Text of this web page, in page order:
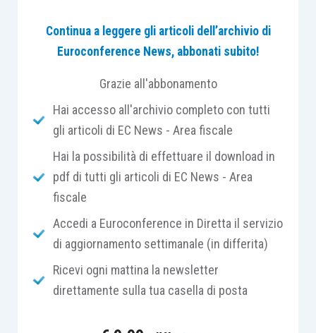
commercio al dettaglioi cui codici Ateco 2007
rientrano tra quelli identificati nella
47.78, 47.49, 47.82, 47.89 e 47.99, ovvero in una
delle attività ricomprese nei gruppi 47.5 e 47.6.
Tali imprese devono, ai sensi dell’ articolo 2,
comma 2, D.L. 4/2022
requisiti:
aver perseguito, nel 2019
di ricavi non superiore a 2 milioni di
Continua a leggere gli articoli dell’archivio di
Euroconference News, abbonati subito!
Grazie all'abbonamento
Hai accesso all'archivio completo con tutti
gli articoli di EC News - Area fiscale
Hai la possibilità di effettuare il download in
pdf di tutti gli articoli di EC News - Area
fiscale
Accedi a Euroconference in Diretta il servizio
di aggiornamento settimanale (in differita)
Ricevi ogni mattina la newsletter
direttamente sulla tua casella di posta